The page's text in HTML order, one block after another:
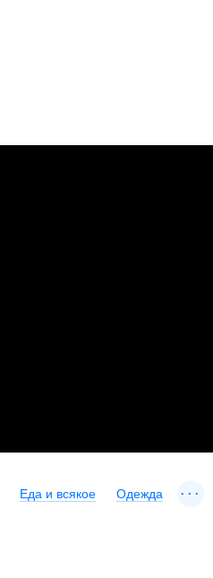
Еда и всякое Одежда ...